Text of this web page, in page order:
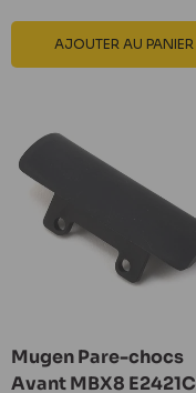
AJOUTER AU PANIER
Mugen Pare-chocs
Avant MBX8 E2421C